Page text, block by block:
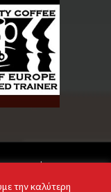
reserved
την καλύτερη